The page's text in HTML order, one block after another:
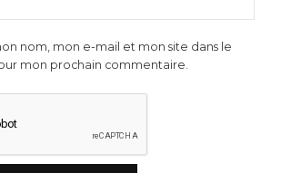
nom, mon e-mail et mon site dans le
mon prochain commentaire.